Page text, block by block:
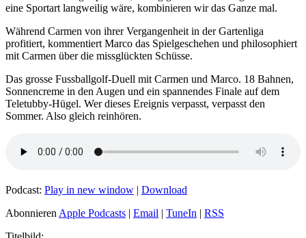
eine Sportart langweilig wäre, kombinieren wir das Ganze mal.
Während Carmen von ihrer Vergangenheit in der Gartenliga
profitiert, kommentiert Marco das Spielgeschehen und philosophiert
mit Carmen über die missglückten Schüsse.
Das grosse Fussballgolf-Duell mit Carmen und Marco. 18 Bahnen,
Sonnencreme in den Augen und ein spannendes Finale auf dem
Teletubby-Hügel. Wer dieses Ereignis verpasst, verpasst den
Sommer. Also gleich reinhören.
Podcast: Play in new window | Download
Abonnieren Apple Podcasts | Email | TuneIn | RSS